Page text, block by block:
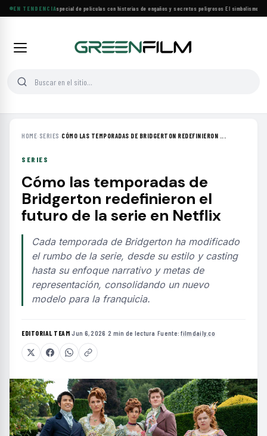
EN TENDENCIA
Lifetime estrena especial de películas con historias de engaños y secretos peligrosos·El simbolismo de
HOME› SERIES ›CÓMO LAS TEMPORADAS DE BRIDGERTON REDEFINIERON ...
SERIES
Cómo las temporadas de
Bridgerton redefinieron el
futuro de la serie en Netflix
Cada temporada de Bridgerton ha modificado
el rumbo de la serie, desde su estilo y casting
hasta su enfoque narrativo y metas de
representación, consolidando un nuevo
modelo para la franquicia.
EDITORIAL TEAM·Jun 6, 2026 ·2 min de lectura ·Fuente:filmdaily.co